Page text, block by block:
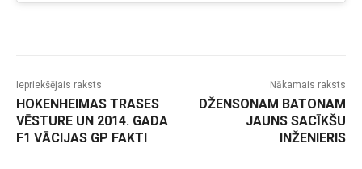
Iepriekšējais raksts
HOKENHEIMAS TRASES
VĒSTURE UN 2014. GADA
F1 VĀCIJAS GP FAKTI
Nākamais raksts
DŽENSONAM BATONAM
JAUNS SACĪKŠU
INŽENIERIS